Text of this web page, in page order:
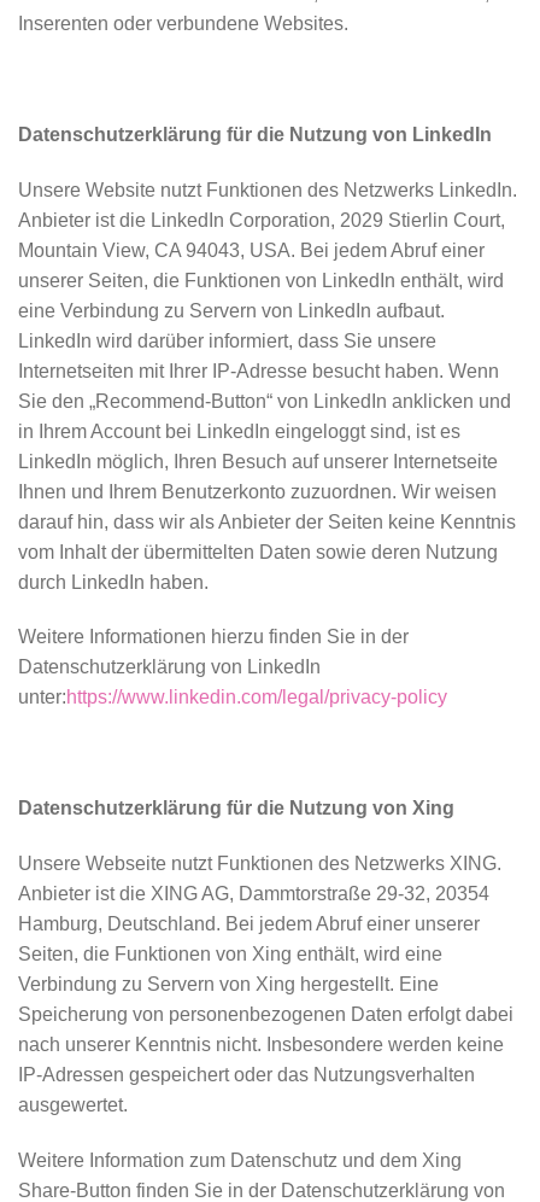
Inserenten oder verbundene Websites.
Datenschutzerklärung für die Nutzung von LinkedIn
Unsere Website nutzt Funktionen des Netzwerks LinkedIn.
Anbieter ist die LinkedIn Corporation, 2029 Stierlin Court,
Mountain View, CA 94043, USA. Bei jedem Abruf einer
unserer Seiten, die Funktionen von LinkedIn enthält, wird
eine Verbindung zu Servern von LinkedIn aufbaut.
LinkedIn wird darüber informiert, dass Sie unsere
Internetseiten mit Ihrer IP-Adresse besucht haben. Wenn
Sie den „Recommend-Button“ von LinkedIn anklicken und
in Ihrem Account bei LinkedIn eingeloggt sind, ist es
LinkedIn möglich, Ihren Besuch auf unserer Internetseite
Ihnen und Ihrem Benutzerkonto zuzuordnen. Wir weisen
darauf hin, dass wir als Anbieter der Seiten keine Kenntnis
vom Inhalt der übermittelten Daten sowie deren Nutzung
durch LinkedIn haben.
Weitere Informationen hierzu finden Sie in der
Datenschutzerklärung von LinkedIn
unter:https://www.linkedin.com/legal/privacy-policy
Datenschutzerklärung für die Nutzung von Xing
Unsere Webseite nutzt Funktionen des Netzwerks XING.
Anbieter ist die XING AG, Dammtorstraße 29-32, 20354
Hamburg, Deutschland. Bei jedem Abruf einer unserer
Seiten, die Funktionen von Xing enthält, wird eine
Verbindung zu Servern von Xing hergestellt. Eine
Speicherung von personenbezogenen Daten erfolgt dabei
nach unserer Kenntnis nicht. Insbesondere werden keine
IP-Adressen gespeichert oder das Nutzungsverhalten
ausgewertet.
Weitere Information zum Datenschutz und dem Xing
Share-Button finden Sie in der Datenschutzerklärung von